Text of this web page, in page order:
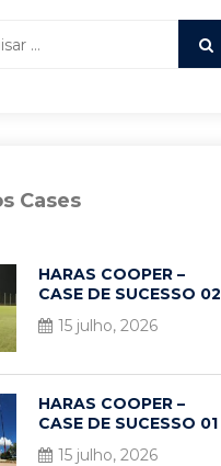
Cases
HARAS COOPER –
CASE DE SUCESSO 02
15 julho, 2026
HARAS COOPER –
CASE DE SUCESSO 01
15 julho, 2026